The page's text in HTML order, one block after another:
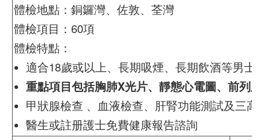
體檢地點：銅鑼灣、佐敦、荃灣
體檢項目：60項
體檢特點：
適合18歲或以上、長期吸煙、長期飲酒等男士
重點項目包括胸肺X光片、靜態心電圖、前列腺
甲狀腺檢查 、血液檢查、肝腎功能測試及三高
醫生或註册護士免費健康報告諮詢